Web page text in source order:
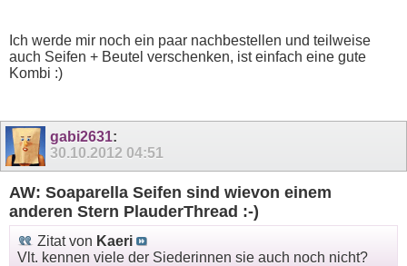
Ich werde mir noch ein paar nachbestellen und teilweise
auch Seifen + Beutel verschenken, ist einfach eine gute
Kombi :)
gabi2631:
30.10.2012 04:51
AW: Soaparella Seifen sind wievon einem
anderen Stern PlauderThread :-)
Zitat von Kaeri
Vlt. kennen viele der Siederinnen sie auch noch nicht?